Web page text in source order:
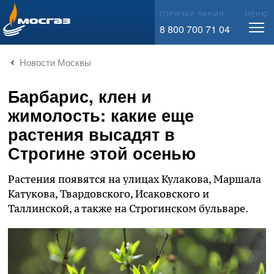
info@mos-gaz.ru ГОРЯЧАЯ ЛИНИЯ
8 800 700 71 04
МЕНЮ
Новости Москвы
Барбарис, клен и
жимолость: какие еще
растения высадят в
Строгине этой осенью
Растения появятся на улицах Кулакова, Маршала
Катукова, Твардовского, Исаковского и
Таллинской, а также на Строгинском бульваре.